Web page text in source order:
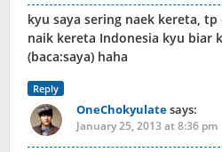
kyu saya sering naek kereta,
naik kereta Indonesia kyu biar
(baca:saya) haha
Reply
OneChokyulatesays:
January 25, 2013 at 8:36 pm